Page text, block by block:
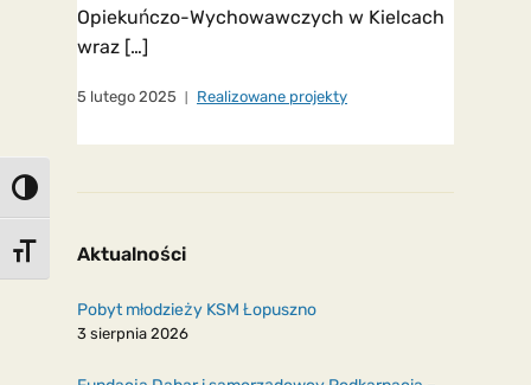
Toggle High Contrast
Toggle Font size
Opiekuńczo-Wychowawczych w Kielcach
wraz […]
5 lutego 2025 Realizowane projekty
Aktualności
Pobyt młodzieży KSM Łopuszno
3 sierpnia 2026